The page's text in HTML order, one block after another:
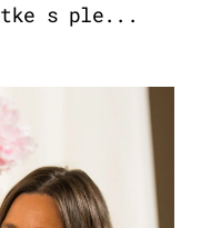
s ple...